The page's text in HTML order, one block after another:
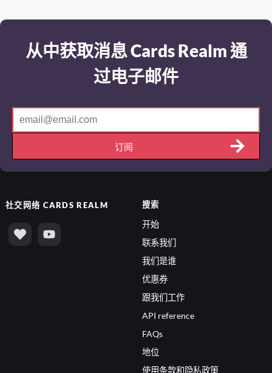
从中获取消息 Cards Realm 通
过电子邮件
订阅
社交网络 CARDS REALM 搜索
开始
联系我们
我们是谁
优惠券
跟我们工作
API reference
FAQs
地位
使用条款和隐私政策